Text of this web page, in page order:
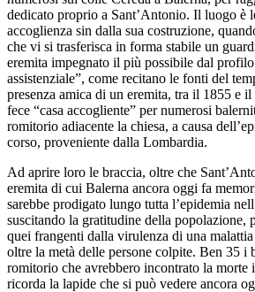
dedicato proprio a Sant’Antonio. Il luogo è
accoglienza sin dalla sua costruzione,
che vi si trasferisca in forma stabile un
eremita impegnato il più possibile dal
assistenziale”, come recitano le fonti del
presenza amica di un eremita, tra il 1855 e
fece “casa accogliente” per numerosi
romitorio adiacente la chiesa, a causa
corso, proveniente dalla Lombardia.
Ad aprire loro le braccia, oltre che
eremita di cui Balerna ancora oggi fa
sarebbe prodigato lungo tutta l’epidemia
suscitando la gratitudine della popolazione,
quei frangenti dalla virulenza di una
oltre la metà delle persone colpite. Ben 35 i
romitorio che avrebbero incontrato la morte
ricorda la lapide che si può vedere ancora